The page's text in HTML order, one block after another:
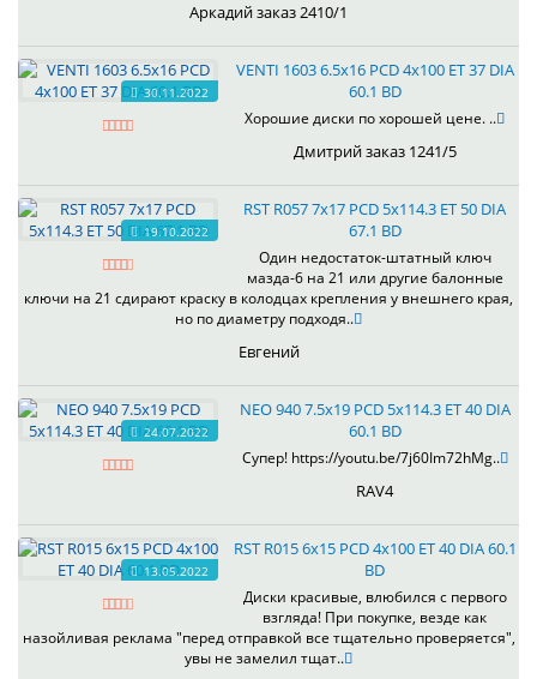
Аркадий заказ 2410/1
30.11.2022
VENTI 1603 6.5x16 PCD 4x100 ET 37 DIA
60.1 BD
Хорошие диски по хорошей цене. ..
Дмитрий заказ 1241/5
19.10.2022
RST R057 7x17 PCD 5x114.3 ET 50 DIA
67.1 BD
Один недостаток-штатный ключ
мазда-6 на 21 или другие балонные
ключи на 21 сдирают краску в колодцах крепления у внешнего края,
но по диаметру подходя..
Евгений
24.07.2022
NEO 940 7.5x19 PCD 5x114.3 ET 40 DIA
60.1 BD
Супер! https://youtu.be/7j60Im72hMg..
RAV4
13.05.2022
RST R015 6x15 PCD 4x100 ET 40 DIA 60.1
BD
Диски красивые, влюбился с первого
взгляда! При покупке, везде как
назойливая реклама "перед отправкой все тщательно проверяется",
увы не замелил тщат..